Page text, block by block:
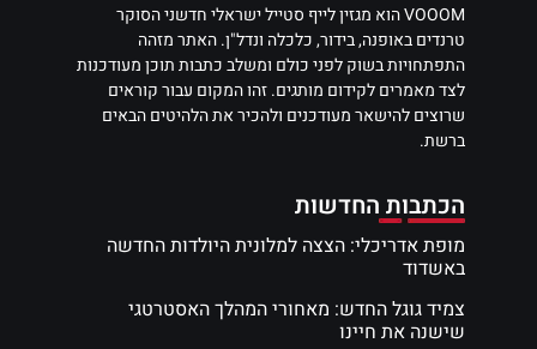
VOOOM הוא מגזין לייף סטייל ישראלי חדשני הסוקר
טרנדים באופנה, בידור, כלכלה ונדל"ן. האתר מזהה
התפתחויות בשוק לפני כולם ומשלב כתבות תוכן מעודכנות
לצד מאמרים לקידום מותגים. זהו המקום עבור קוראים
שרוצים להישאר מעודכנים ולהכיר את הלהיטים הבאים
ברשת.
הכתבות החדשות
מופת אדריכלי: הצצה למלונית היולדות החדשה
באשדוד
צמיד גוגל החדש: מאחורי המהלך האסטרטגי
שישנה את חיינו